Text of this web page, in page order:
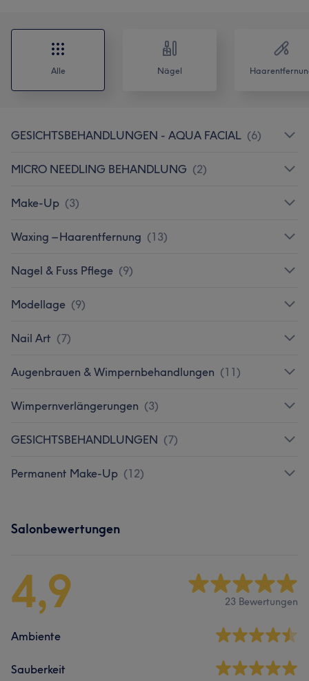
Alle Nägel
GESICHTSBEHANDLUNGEN - AQUA FACIAL (6)
MICRO NEEDLING BEHANDLUNG (2)
Make-Up (3)
Waxing – Haarentfernung (13)
Nagel & Fuss Pflege (9)
Modellage (9)
Nail Art (7)
Augenbrauen & Wimpernbehandlungen (11)
Wimpernverlängerungen (3)
GESICHTSBEHANDLUNGEN (7)
Permanent Make-Up (12)
Salonbewertungen
4,9 23 Bewertungen
Ambiente
Sauberkeit